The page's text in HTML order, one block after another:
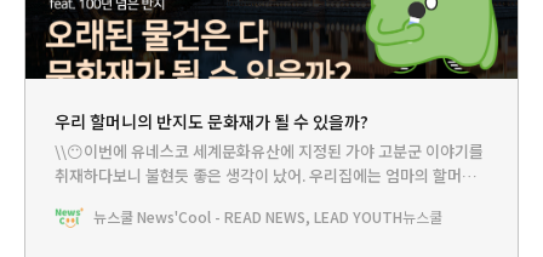
우리 할머니의 반지도 문화재가 될 수 있을까?
\\😶이번에 유네스코 세계문화유산에 지정된 가야 고분군 이야기를
취재하다보니 불현듯 좋은 생각이 났어. 우리집에는 엄마의 할머니
말 오래 됐잖아. 그럼 문화재가 될 만하지 않을까? 박물관에 전시도
뉴스쿨 News'Cool - READ NEWS, LEAD YOUTH뉴스쿨